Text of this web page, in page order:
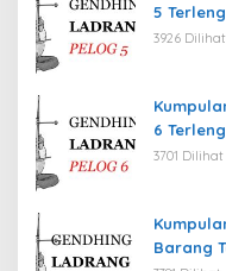
5
3926 Dilihat
6
3701 Dilihat
Barang